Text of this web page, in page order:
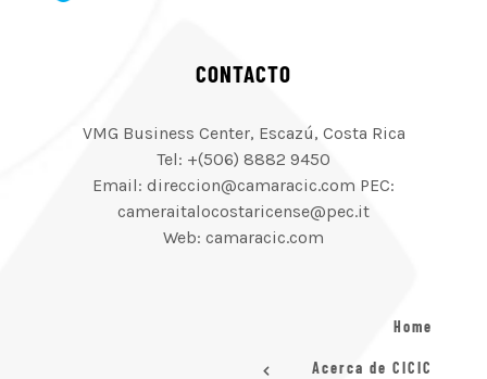
CONTACTO
VMG Business Center, Escazú, Costa Rica
Tel: +(506) 8882 9450
Email: direccion@camaracic.com PEC:
cameraitalocostaricense@pec.it
Web: camaracic.com
Home
Acerca de CICIC